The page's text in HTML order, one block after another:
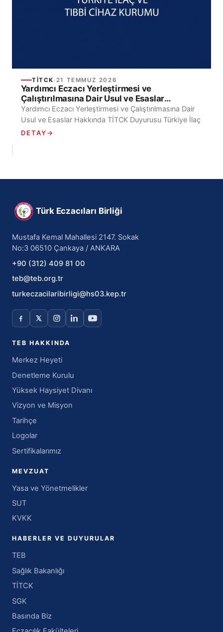
TİTCK ·21 TEMMUZ 2026
Yardımcı Eczacı Yerleştirmesi ve
Çalıştırılmasına Dair Usul ve Esaslar
Hakkında TİTCK Duyurusu
Yardımcı Eczacı Yerleştirmesi ve Çalıştırılmasına Dair
Usul ve Esaslar Hakkında TİTCK Duyurusu Türkiye İlaç
ve Tıbbi Cihaz Kurumu Eczaneler Dairesi Başkanlığı
DETAY→
Türk Eczacıları Birliği
Mustafa Kemal Mahallesi 2147. Sokak
No:3 06510 Çankaya / ANKARA
+90 (312) 409 81 00
teb@teb.org.tr
turkeczacilaribirligi@hs03.kep.tr
TEB HAKKINDA
Merkez Heyeti
Denetleme Kurulu
Yüksek Haysiyet Divanı
Vizyon ve Misyon
Tarihçe
Logolar
Sertifikalarımız
MEVZUAT
Yasa ve Yönetmelikler
SUT
KVKK
HABERLER VE DUYURULAR
TEB
Sağlık Bakanlığı
TİTCK
SGK
Basında Biz